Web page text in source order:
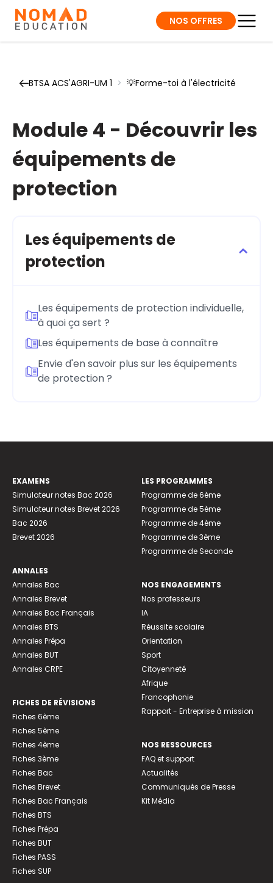
NOS OFFRES
BTSA ACS'AGRI-UM 1 > 💡Forme-toi à l'électricité
Module 4 - Découvrir les
équipements de
protection
Les équipements de
protection
Les équipements de protection individuelle,
à quoi ça sert ?
Les équipements de base à connaître
Envie d'en savoir plus sur les équipements
de protection ?
EXAMENS
Simulateur notes Bac 2026
Simulateur notes Brevet 2026
Bac 2026
Brevet 2026
ANNALES
Annales Bac
Annales Brevet
Annales Bac Français
Annales BTS
Annales Prépa
Annales BUT
Annales CRPE
FICHES DE RÉVISIONS
Fiches 6ème
Fiches 5ème
Fiches 4ème
Fiches 3ème
Fiches Bac
Fiches Brevet
Fiches Bac Français
Fiches BTS
Fiches Prépa
Fiches BUT
Fiches PASS
Fiches SUP
LES PROGRAMMES
Programme de 6ème
Programme de 5ème
Programme de 4ème
Programme de 3ème
Programme de Seconde
NOS ENGAGEMENTS
Nos professeurs
IA
Réussite scolaire
Orientation
Sport
Citoyenneté
Afrique
Francophonie
Rapport - Entreprise à mission
NOS RESSOURCES
FAQ et support
Actualités
Communiqués de Presse
Kit Média